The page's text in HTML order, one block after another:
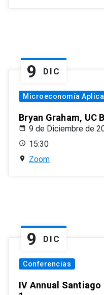
9 DIC
Microeconomía
Bryan Graham, UC
9 de Diciembre de
15:30
Zoom
9 DIC
Conferencias
IV Annual